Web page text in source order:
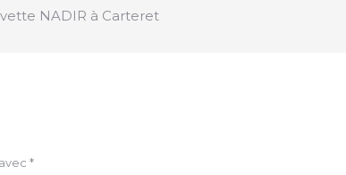
NADIR à Carteret
*